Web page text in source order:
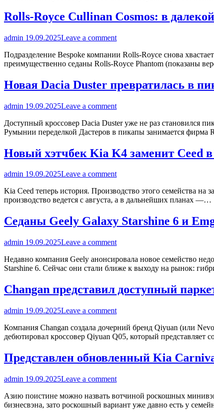
Rolls-Royce Cullinan Cosmos: в
admin 19.09.2025Leave a comment
Подразделение Bespoke компании Rolls-Royce снова
преимущественно седаны Rolls-Royce Phantom (показаны
Новая Dacia Duster превратилась в
admin 19.09.2025Leave a comment
Доступный кроссовер Dacia Duster уже не раз становился
Румынии переделкой Дастеров в пикапы занимается фирма
Новый хэтчбек Kia K4 заменит Ceed
admin 19.09.2025Leave a comment
Kia Ceed теперь история. Производство этого семейства
производство ведется с августа, а в дальнейших планах —…
Седаны Geely Galaxy Starshine 6 и
admin 19.09.2025Leave a comment
Недавно компания Geely анонсировала новое семейство
Starshine 6. Сейчас они стали ближе к выходу на рынок:
Changan представил доступный
admin 19.09.2025Leave a comment
Компания Changan создала дочерний бренд Qiyuan (или
дебютировал кроссовер Qiyuan Q05, который
Представлен обновленный Kia
admin 19.09.2025Leave a comment
Азию поистине можно назвать вотчиной роскошных
бизнесвэна, зато роскошный вариант уже давно есть у